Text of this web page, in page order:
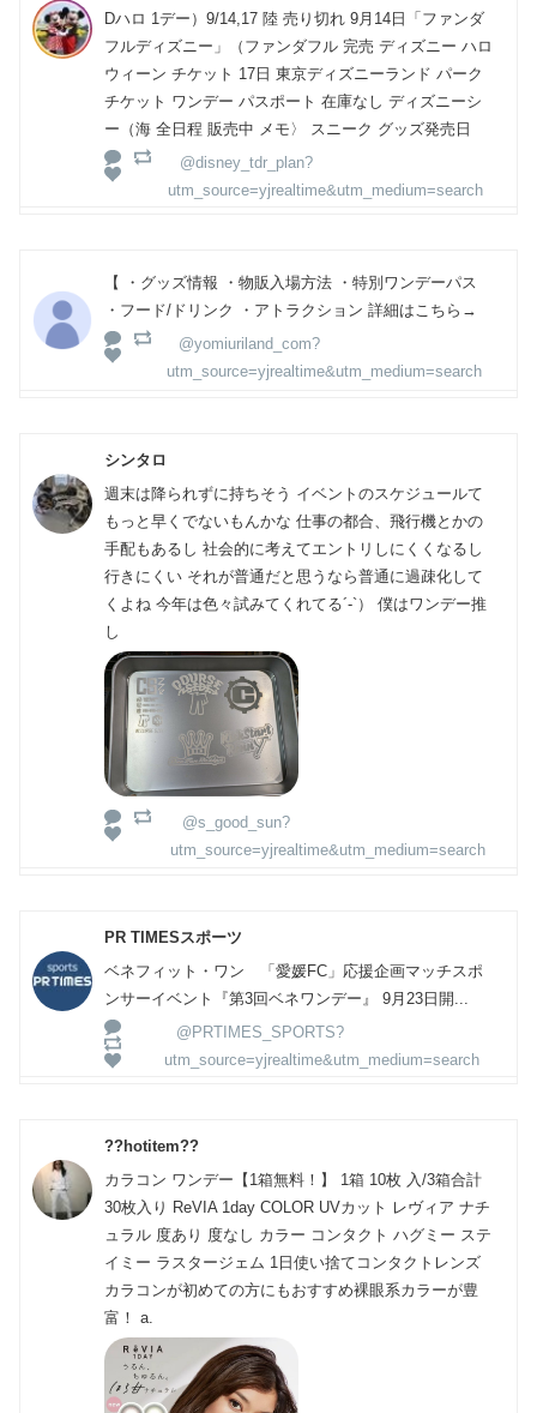
Dハロ 1デー）9/14,17 陸 売り切れ 9月14日「ファンダ
フルディズニー」（ファンダフル 完売 ディズニー ハロ
ウィーン チケット 17日 東京ディズニーランド パーク
チケット ワンデー パスポート 在庫なし ディズニーシ
ー（海 全日程 販売中 メモ〉 スニーク グッズ発売日
@disney_tdr_plan?
utm_source=yjrealtime&utm_medium=search
【 ・グッズ情報 ・物販入場方法 ・特別ワンデーパス
・フード/ドリンク ・アトラクション 詳細はこちら→
@yomiuriland_com?
utm_source=yjrealtime&utm_medium=search
シンタロ
週末は降られずに持ちそう イベントのスケジュールて
もっと早くでないもんかな 仕事の都合、飛行機とかの
手配もあるし 社会的に考えてエントリしにくくなるし
行きにくい それが普通だと思うなら普通に過疎化して
くよね 今年は色々試みてくれてる´-`） 僕はワンデー推
し
@s_good_sun?
utm_source=yjrealtime&utm_medium=search
PR TIMESスポーツ
ベネフィット・ワン 「愛媛FC」応援企画マッチスポ
ンサーイベント『第3回ベネワンデー』 9月23日開...
@PRTIMES_SPORTS?
utm_source=yjrealtime&utm_medium=search
??hotitem??
カラコン ワンデー【1箱無料！】 1箱 10枚 入/3箱合計
30枚入り ReVIA 1day COLOR UVカット レヴィア ナチ
ュラル 度あり 度なし カラー コンタクト ハグミー ステ
イミー ラスタージェム 1日使い捨てコンタクトレンズ
カラコンが初めての方にもおすすめ裸眼系カラーが豊
富！ a.